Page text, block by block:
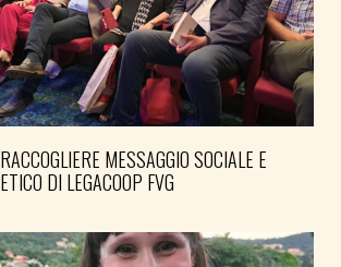
RACCOGLIERE MESSAGGIO SOCIALE E
ETICO DI LEGACOOP FVG